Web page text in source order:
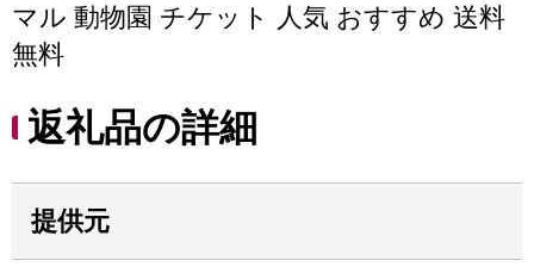
マル 動物園 チケット 人気 おすすめ 送料
無料
返礼品の詳細
提供元